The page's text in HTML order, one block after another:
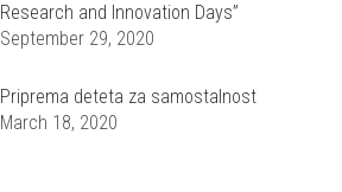
Research and Innovation Days”
September 29, 2020
Priprema deteta za samostalnost
March 18, 2020